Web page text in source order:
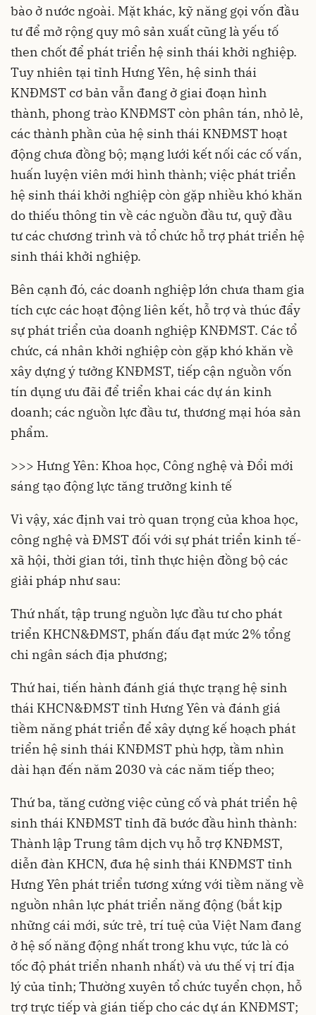
bào ở nước ngoài. Mặt khác, kỹ năng gọi vốn đầu
tư để mở rộng quy mô sản xuất cũng là yếu tố
then chốt để phát triển hệ sinh thái khởi nghiệp.
Tuy nhiên tại tỉnh Hưng Yên, hệ sinh thái
KNĐMST cơ bản vẫn đang ở giai đoạn hình
thành, phong trào KNĐMST còn phân tán, nhỏ lẻ,
các thành phần của hệ sinh thái KNĐMST hoạt
động chưa đồng bộ; mạng lưới kết nối các cố vấn,
huấn luyện viên mới hình thành; việc phát triển
hệ sinh thái khởi nghiệp còn gặp nhiều khó khăn
do thiếu thông tin về các nguồn đầu tư, quỹ đầu
tư các chương trình và tổ chức hỗ trợ phát triển hệ
sinh thái khởi nghiệp.
Bên cạnh đó, các doanh nghiệp lớn chưa tham gia
tích cực các hoạt động liên kết, hỗ trợ và thúc đẩy
sự phát triển của doanh nghiệp KNĐMST. Các tổ
chức, cá nhân khởi nghiệp còn gặp khó khăn về
xây dựng ý tưởng KNĐMST, tiếp cận nguồn vốn
tín dụng ưu đãi để triển khai các dự án kinh
doanh; các nguồn lực đầu tư, thương mại hóa sản
phẩm.
>>> Hưng Yên: Khoa học, Công nghệ và Đổi mới
sáng tạo động lực tăng trưởng kinh tế
Vì vậy, xác định vai trò quan trọng của khoa học,
công nghệ và ĐMST đối với sự phát triển kinh tế-
xã hội, thời gian tới, tỉnh thực hiện đồng bộ các
giải pháp như sau:
Thứ nhất, tập trung nguồn lực đầu tư cho phát
triển KHCN&ĐMST, phấn đấu đạt mức 2% tổng
chi ngân sách địa phương;
Thứ hai, tiến hành đánh giá thực trạng hệ sinh
thái KHCN&ĐMST tỉnh Hưng Yên và đánh giá
tiềm năng phát triển để xây dựng kế hoạch phát
triển hệ sinh thái KNĐMST phù hợp, tầm nhìn
dài hạn đến năm 2030 và các năm tiếp theo;
Thứ ba, tăng cường việc củng cố và phát triển hệ
sinh thái KNĐMST tỉnh đã bước đầu hình thành:
Thành lập Trung tâm dịch vụ hỗ trợ KNĐMST,
diễn đàn KHCN, đưa hệ sinh thái KNĐMST tỉnh
Hưng Yên phát triển tương xứng với tiềm năng về
nguồn nhân lực phát triển năng động (bắt kịp
những cái mới, sức trẻ, trí tuệ của Việt Nam đang
ở hệ số năng động nhất trong khu vực, tức là có
tốc độ phát triển nhanh nhất) và ưu thế vị trí địa
lý của tỉnh; Thường xuyên tổ chức tuyển chọn, hỗ
trợ trực tiếp và gián tiếp cho các dự án KNĐMST;